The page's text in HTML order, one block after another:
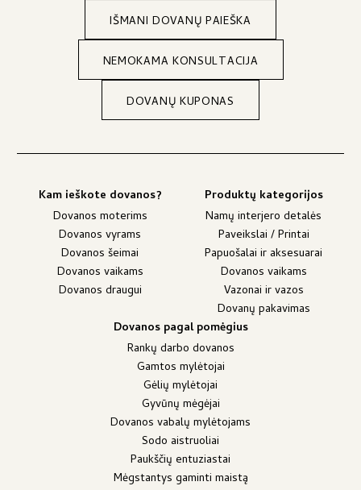
IŠMANI DOVANŲ PAIEŠKA
NEMOKAMA KONSULTACIJA
DOVANŲ KUPONAS
Kam ieškote dovanos?
Dovanos moterims
Dovanos vyrams
Dovanos šeimai
Dovanos vaikams
Dovanos draugui
Produktų kategorijos
Namų interjero detalės
Paveikslai / Printai
Papuošalai ir aksesuarai
Dovanos vaikams
Vazonai ir vazos
Dovanų pakavimas
Dovanos pagal pomėgius
Rankų darbo dovanos
Gamtos mylėtojai
Gėlių mylėtojai
Gyvūnų mėgėjai
Dovanos vabalų mylėtojams
Sodo aistruoliai
Paukščių entuziastai
Mėgstantys gaminti maistą